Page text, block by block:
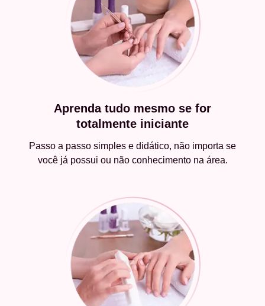
Aprenda tudo mesmo se for
totalmente iniciante
Passo a passo simples e didático, não importa se
você já possui ou não conhecimento na área.